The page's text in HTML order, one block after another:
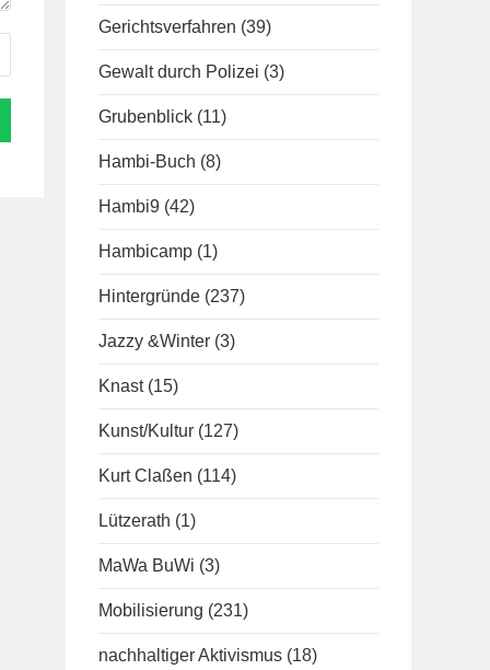
Gerichtsverfahren (39)
Gewalt durch Polizei (3)
Grubenblick (11)
Hambi-Buch (8)
Hambi9 (42)
Hambicamp (1)
Hintergründe (237)
Jazzy &Winter (3)
Knast (15)
Kunst/Kultur (127)
Kurt Claßen (114)
Lützerath (1)
MaWa BuWi (3)
Mobilisierung (231)
nachhaltiger Aktivismus (18)